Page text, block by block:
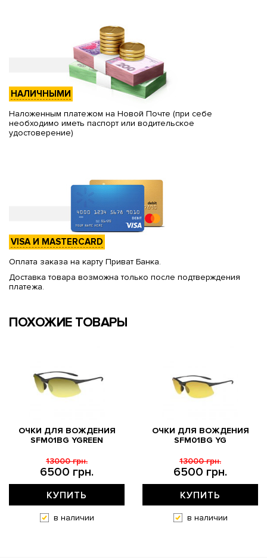
НАЛИЧНЫМИ
Наложенным платежом на Новой Почте (при себе
необходимо иметь паспорт или водительское
удостоверение)
VISA И MASTERCARD
Оплата заказа на карту Приват Банка.
Доставка товара возможна только после подтверждения
платежа.
ПОХОЖИЕ ТОВАРЫ
ОЧКИ ДЛЯ ВОЖДЕНИЯ
SFM01BG YGREEN
6500 грн.
13000 грн.
КУПИТЬ
в наличии
ОЧКИ ДЛЯ ВОЖДЕНИЯ
SFM01BG YG
6500 грн.
13000 грн.
КУПИТЬ
в наличии